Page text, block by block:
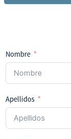
Nombre
Apellidos